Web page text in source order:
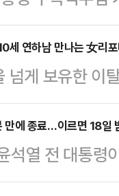
.최 …
도한 3대 특검
하고 있다"고
자택 등에 대한
생명인 …
세 연하남 만나는 女리
게 보유한 이
이 화제의 중
인카르도나
PSG와 바이에
진에 따르면 인
에 종료…이르면 18일
석열 전 대통령
앙지방법원 형